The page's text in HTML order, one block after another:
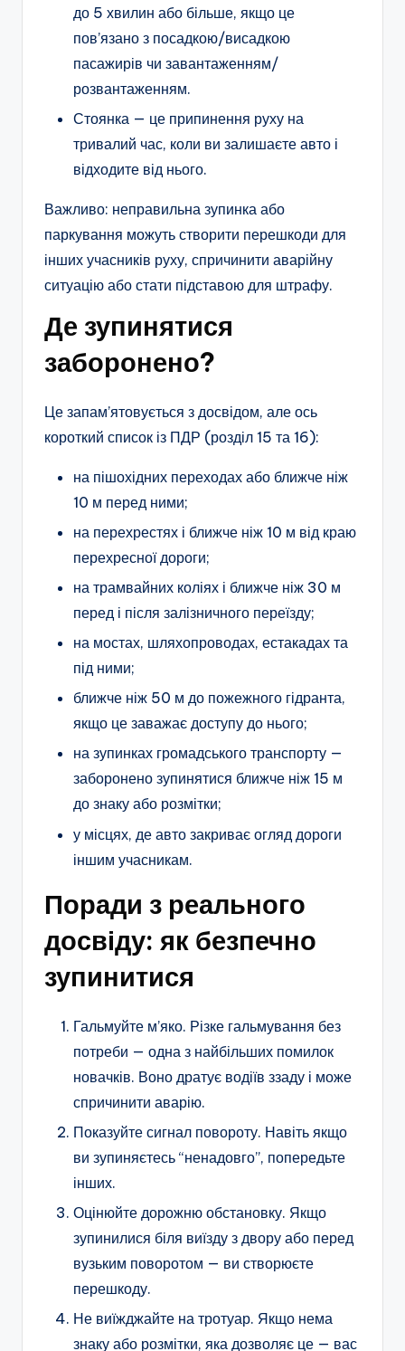
до 5 хвилин або більше, якщо це
пов’язано з посадкою/висадкою
пасажирів чи завантаженням/
розвантаженням.
Стоянка — це припинення руху на
тривалий час, коли ви залишаєте авто і
відходите від нього.
Важливо: неправильна зупинка або
паркування можуть створити перешкоди для
інших учасників руху, спричинити аварійну
ситуацію або стати підставою для штрафу.
Де зупинятися
заборонено?
Це запам’ятовується з досвідом, але ось
короткий список із ПДР (розділ 15 та 16):
на пішохідних переходах або ближче ніж
10 м перед ними;
на перехрестях і ближче ніж 10 м від краю
перехресної дороги;
на трамвайних коліях і ближче ніж 30 м
перед і після залізничного переїзду;
на мостах, шляхопроводах, естакадах та
під ними;
ближче ніж 50 м до пожежного гідранта,
якщо це заважає доступу до нього;
на зупинках громадського транспорту —
заборонено зупинятися ближче ніж 15 м
до знаку або розмітки;
у місцях, де авто закриває огляд дороги
іншим учасникам.
Поради з реального
досвіду: як безпечно
зупинитися
Гальмуйте м’яко. Різке гальмування без
потреби — одна з найбільших помилок
новачків. Воно дратує водіїв ззаду і може
спричинити аварію.
Показуйте сигнал повороту. Навіть якщо
ви зупиняєтесь “ненадовго”, попередьте
інших.
Оцінюйте дорожню обстановку. Якщо
зупинилися біля виїзду з двору або перед
вузьким поворотом — ви створюєте
перешкоду.
Не виїжджайте на тротуар. Якщо нема
знаку або розмітки, яка дозволяє це — вас